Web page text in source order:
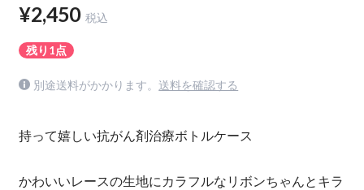
¥2,450 税込
残り1点
別途送料がかかります。 送料を確認する
持って嬉しい抗がん剤治療ボトルケース
かわいいレースの生地にカラフルなリボンちゃんとキラ